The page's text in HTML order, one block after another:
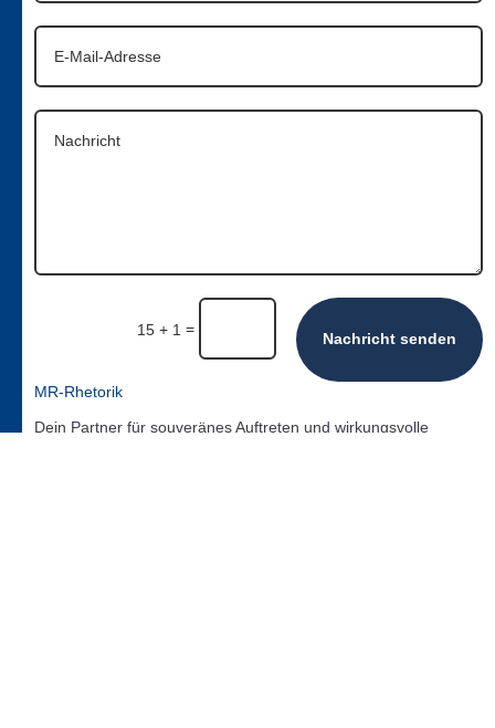
15 + 1 =
Nachricht senden
MR-Rhetorik
Dein Partner für souveränes Auftreten und wirkungsvolle